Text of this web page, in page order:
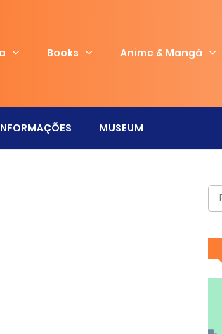
Books Anime & Mangá
MUSEUM